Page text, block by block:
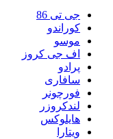
همین کار باعث می
ها تبدیل شود اما لذت
آفرود به چشم آفرود
که در آفرود بسیار
های ترمز است. این
که تنها نقطه ی
مقاله از سایت دودف
چرخ ها و دیسک های
جی تی 86
کوراندو
موسو
اف جی کروز
پرادو
سافاری
فورچونر
لندکروزر
هایلوکس
ویتارا